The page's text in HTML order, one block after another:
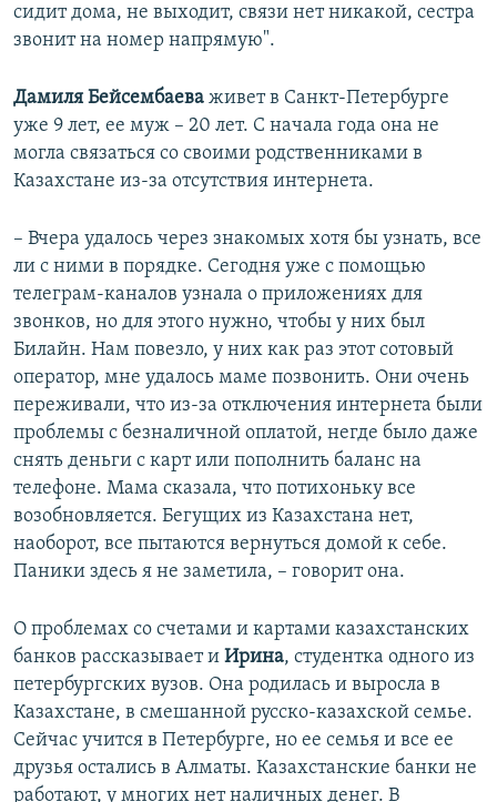
сидит дома, не выходит, связи нет никакой, сестра
звонит на номер напрямую".
Дамиля Бейсембаева живет в Санкт-Петербурге
уже 9 лет, ее муж – 20 лет. С начала года она не
могла связаться со своими родственниками в
Казахстане из-за отсутствия интернета.
– Вчера удалось через знакомых хотя бы узнать, все
ли с ними в порядке. Сегодня уже с помощью
телеграм-каналов узнала о приложениях для
звонков, но для этого нужно, чтобы у них был
Билайн. Нам повезло, у них как раз этот сотовый
оператор, мне удалось маме позвонить. Они очень
переживали, что из-за отключения интернета были
проблемы с безналичной оплатой, негде было даже
снять деньги с карт или пополнить баланс на
телефоне. Мама сказала, что потихоньку все
возобновляется. Бегущих из Казахстана нет,
наоборот, все пытаются вернуться домой к себе.
Паники здесь я не заметила, – говорит она.
О проблемах со счетами и картами казахстанских
банков рассказывает и Ирина, студентка одного из
петербургских вузов. Она родилась и выросла в
Казахстане, в смешанной русско-казахской семье.
Сейчас учится в Петербурге, но ее семья и все ее
друзья остались в Алматы. Казахстанские банки не
работают, у многих нет наличных денег. В